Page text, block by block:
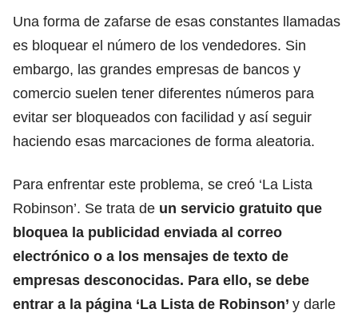
Una forma de zafarse de esas constantes llamadas
es bloquear el número de los vendedores. Sin
embargo, las grandes empresas de bancos y
comercio suelen tener diferentes números para
evitar ser bloqueados con facilidad y así seguir
haciendo esas marcaciones de forma aleatoria.
Para enfrentar este problema, se creó ‘La Lista
Robinson’. Se trata de un servicio gratuito que
bloquea la publicidad enviada al correo
electrónico o a los mensajes de texto de
empresas desconocidas. Para ello, se debe
entrar a la página ‘La Lista de Robinson’ y darle